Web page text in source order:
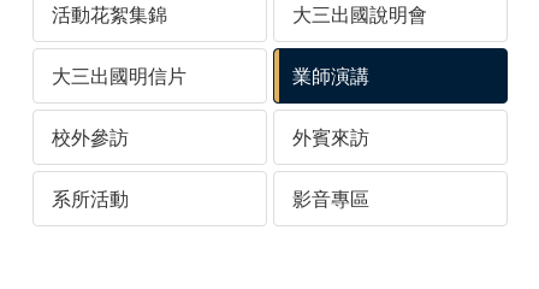
活動花絮集錦 大三出國說明會
大三出國明信片 業師演講
校外參訪 外賓來訪
系所活動 影音專區